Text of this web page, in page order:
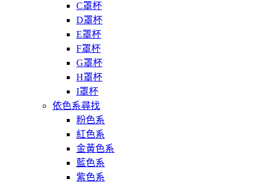
C罩杯
D罩杯
E罩杯
F罩杯
G罩杯
H罩杯
I罩杯
依色系尋找
粉色系
紅色系
金黃色系
藍色系
紫色系